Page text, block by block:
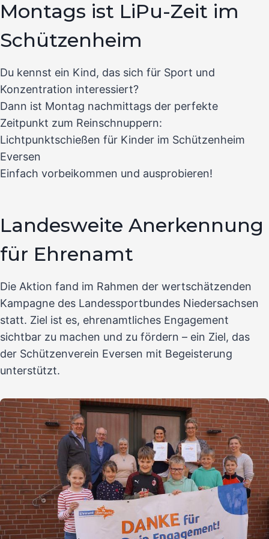
Montags ist LiPu-Zeit im
Schützenheim
Du kennst ein Kind, das sich für Sport und
Konzentration interessiert?
Dann ist Montag nachmittags der perfekte
Zeitpunkt zum Reinschnuppern:
Lichtpunktschießen für Kinder im Schützenheim
Eversen
Einfach vorbeikommen und ausprobieren!
Landesweite Anerkennung
für Ehrenamt
Die Aktion fand im Rahmen der wertschätzenden
Kampagne des Landessportbundes Niedersachsen
statt. Ziel ist es, ehrenamtliches Engagement
sichtbar zu machen und zu fördern – ein Ziel, das
der Schützenverein Eversen mit Begeisterung
unterstützt.